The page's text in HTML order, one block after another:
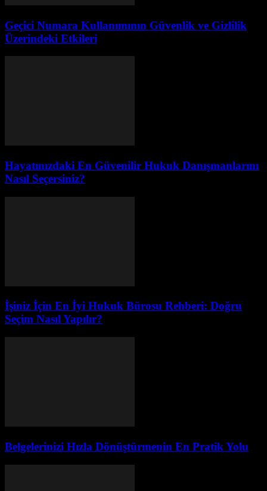
Geçici Numara Kullanımının Güvenlik ve Gizlilik
Üzerindeki Etkileri
Hayatınızdaki En Güvenilir Hukuk Danışmanlarını
Nasıl Seçersiniz?
İşiniz İçin En İyi Hukuk Bürosu Rehberi: Doğru
Seçim Nasıl Yapılır?
Belgelerinizi Hızla Dönüştürmenin En Pratik Yolu